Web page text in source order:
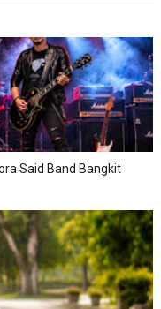
Said Band Bangkit